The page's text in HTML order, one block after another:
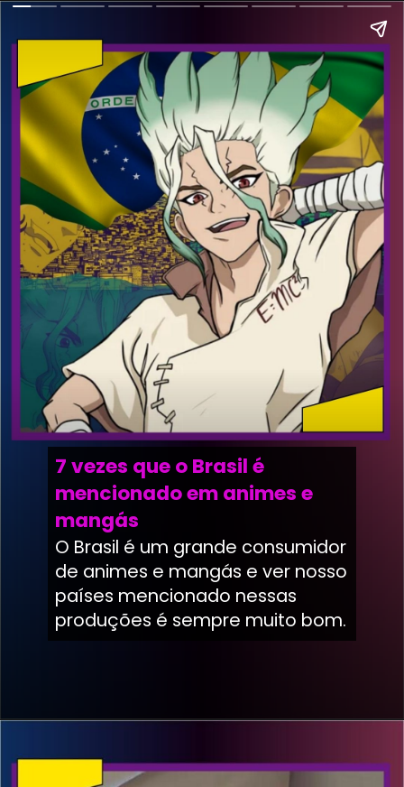
7 vezes que o Brasil é
mencionado em animes e
mangás
O Brasil é um grande consumidor
de animes e mangás e ver nosso
países mencionado nessas
produções é sempre muito bom.